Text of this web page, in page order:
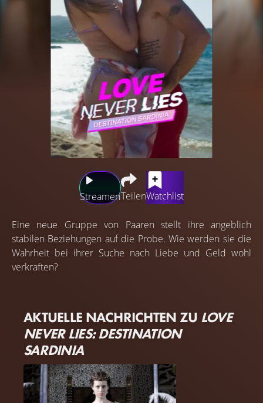
StreamenTeilenWatchlist
Eine neue Gruppe von Paaren stellt ihre angeblich
stabilen Beziehungen auf die Probe. Wie werden sie die
Wahrheit bei ihrer Suche nach Liebe und Geld wohl
verkraften?
AKTUELLE NACHRICHTEN ZU LOVE
NEVER LIES: DESTINATION
SARDINIA